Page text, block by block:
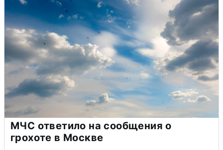
МЧС ответило на сообщения о
грохоте в Москве